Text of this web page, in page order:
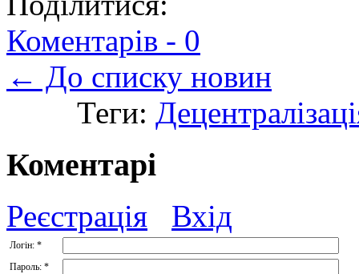
Коментарів - 0
← До списку новин
Теги:
Коментарі
Реєстрація Вхід
Логін: *
Пароль: *